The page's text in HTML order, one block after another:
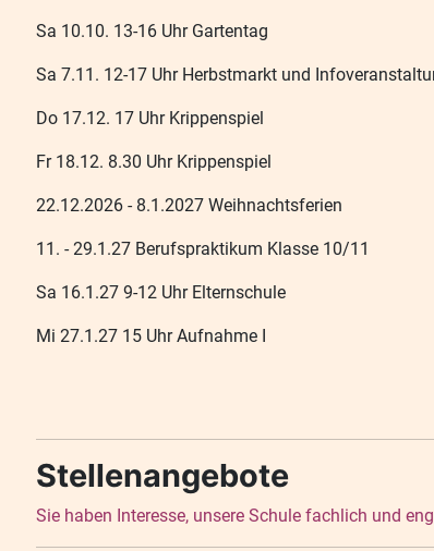
Sa 10.10. 13-16 Uhr Gartentag
Sa 7.11. 12-17 Uhr Herbstmarkt und
Do 17.12. 17 Uhr Krippenspiel
Fr 18.12. 8.30 Uhr Krippenspiel
22.12.2026 - 8.1.2027 Weihnachtsferien
11. - 29.1.27 Berufspraktikum Klasse 10/11
Sa 16.1.27 9-12 Uhr Elternschule
Mi 27.1.27 15 Uhr Aufnahme I
Stellenangebote
Sie haben Interesse, unsere Schule fachlich und